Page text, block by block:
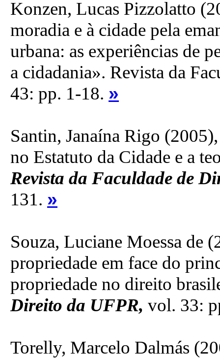
Konzen, Lucas Pizzolatto
moradia e à cidade pela
urbana: as experiências de
a cidadania». Revista da
43: pp. 1-18. »
Santin, Janaína Rigo
no Estatuto da Cidade e a
Revista da Faculdade de
131. »
Souza, Luciane Moessa de
propriedade em face do
propriedade no direito
Direito da UFPR, vol. 33:
Torelly, Marcelo Dalmás